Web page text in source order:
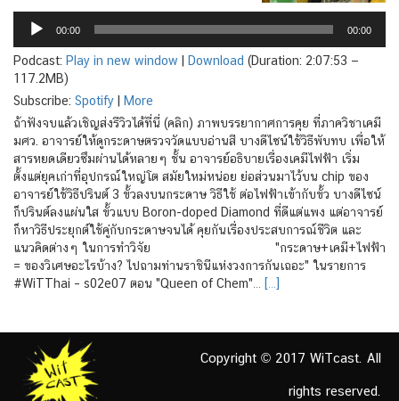
Audio
Player
00:00 00:00
Podcast: Play in new window Download (Duration: 2:07:53 —
117.2MB)
Subscribe: Spotify
More
ถ้าฟังจบแล้วเชิญส่งรีวิวได้ที่นี่ (คลิก) ภาพบรรยากาศการคุย ที่ภาควิชาเคมี
มศว. อาจารย์ให้ดูกระดาษตรวจวัดแบบอ่านสี บางดีไซน์ใช้วิธีพับทบ เพื่อให้
สารหยดเดียวซึมผ่านได้หลายๆ ชั้น อาจารย์อธิบายเรื่องเคมีไฟฟ้า เริ่ม
ตั้งแต่ยุคเก่าที่อุปกรณ์ใหญ่โต สมัยใหม่หน่อย ย่อส่วนมาไว้บน chip ของ
อาจารย์ใช้วิธีปรินต์ 3 ขั้วลงบนกระดาษ วิธีใช้ ต่อไฟฟ้าเข้ากับขั้ว บางดีไซน์
ก็ปรินต์ลงแผ่นใส ขั้วแบบ Boron-doped Diamond ที่ดีแต่แพง แต่อาจารย์
ก็หาวิธีประยุกต์ใช้คู่กับกระดาษจนได้ คุยกันเรื่องประสบการณ์ชีวิต และ
แนวคิดต่างๆ ในการทำวิจัย "กระดาษ+เคมี+ไฟฟ้า
= ของวิเศษอะไรบ้าง? ไปถามท่านราชินีแห่งวงการกันเถอะ" ในรายการ
#WiTThai – s02e07 ตอน "Queen of Chem"…
[…]
Copyright © 2017 WiTcast. All
rights reserved.